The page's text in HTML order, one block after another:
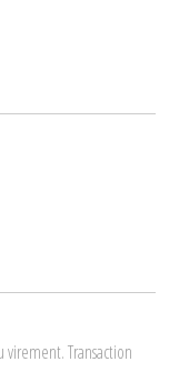
virement. Transaction